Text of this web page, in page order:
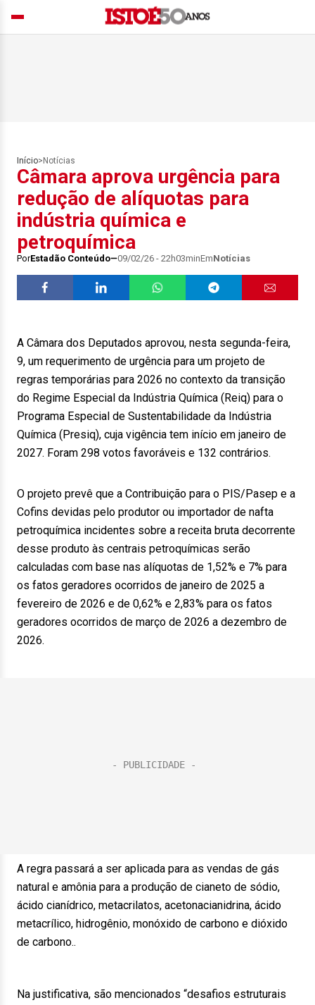
Início> Notícias
Câmara aprova urgência para
redução de alíquotas para
indústria química e
petroquímica
PorEstadão Conteúdo 09/02/26 - 22h03minEmNotícias
A Câmara dos Deputados aprovou, nesta segunda-feira,
9, um requerimento de urgência para um projeto de
regras temporárias para 2026 no contexto da transição
do Regime Especial da Indústria Química (Reiq) para o
Programa Especial de Sustentabilidade da Indústria
Química (Presiq), cuja vigência tem início em janeiro de
2027. Foram 298 votos favoráveis e 132 contrários.
O projeto prevê que a Contribuição para o PIS/Pasep e a
Cofins devidas pelo produtor ou importador de nafta
petroquímica incidentes sobre a receita bruta decorrente
desse produto às centrais petroquímicas serão
calculadas com base nas alíquotas de 1,52% e 7% para
os fatos geradores ocorridos de janeiro de 2025 a
fevereiro de 2026 e de 0,62% e 2,83% para os fatos
geradores ocorridos de março de 2026 a dezembro de
2026.
A regra passará a ser aplicada para as vendas de gás
natural e amônia para a produção de cianeto de sódio,
ácido cianídrico, metacrilatos, acetonacianidrina, ácido
metacrílico, hidrogênio, monóxido de carbono e dióxido
de carbono..
Na justificativa, são mencionados “desafios estruturais